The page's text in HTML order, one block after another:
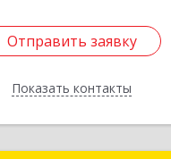
Отправить заявку
Показать контакты
Отправить заявку
Назад